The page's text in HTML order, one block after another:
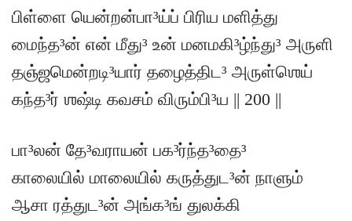
பிள்ளை யென்றன்பா³ய்ப் பிரிய மளித்து
மைந்த³ன் என் மீது³ உன் மனமகி³ழ்ந்து³ அருளி
தஞ்ஜமென்றடி³யார் தழைத்திட³ அருள்ஶெய்
கந்த³ர் ஶஷ்டி கவசம் விரும்பி³ய || 200 ||
பா³லன் தே³வராயன் பக³ர்ந்த³தை³
காலையில் மாலையில் கருத்துட³ன் நாளும்
ஆசா ரத்துட³ன் அங்க³ங் துலக்கி